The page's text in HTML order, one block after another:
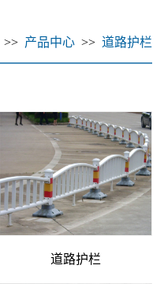
产品中心 道路护栏
道路护栏